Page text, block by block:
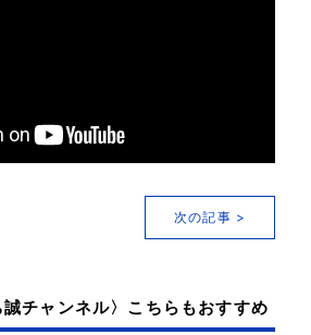
次の記事 >
誠チャンネル〉こちらもおすすめ